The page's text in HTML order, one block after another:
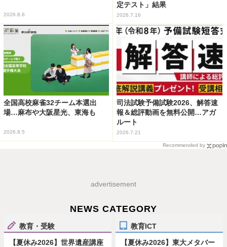
2026.8.6
定テスト」結果
2026.7.16
全国高校麻雀32チーム本選出
場…麻布や大阪星光、東海も
2026.8.5
司法試験予備試験2026、解答速
報＆総評動画を無料公開…アガ
ルート
2026.7.21
Recommended by
advertisement
NEWS CATEGORY
教育・受験
【夏休み2026】世界遺産講座
教育ICT
【夏休み2026】東大メタバー